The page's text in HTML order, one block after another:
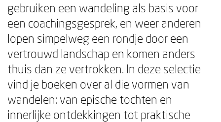
gebruiken een wandeling als basis voor
een coachingsgesprek, en weer anderen
lopen simpelweg een rondje door een
vertrouwd landschap en komen anders
thuis dan ze vertrokken. In deze selectie
vind je boeken over al die vormen van
wandelen: van epische tochten en
innerlijke ontdekkingen tot praktische